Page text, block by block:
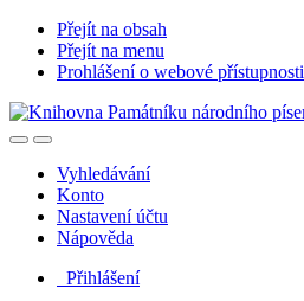
Přejít na obsah
Přejít na menu
Prohlášení o webové přístupnosti
Vyhledávání
Konto
Nastavení účtu
Nápověda
Přihlášení